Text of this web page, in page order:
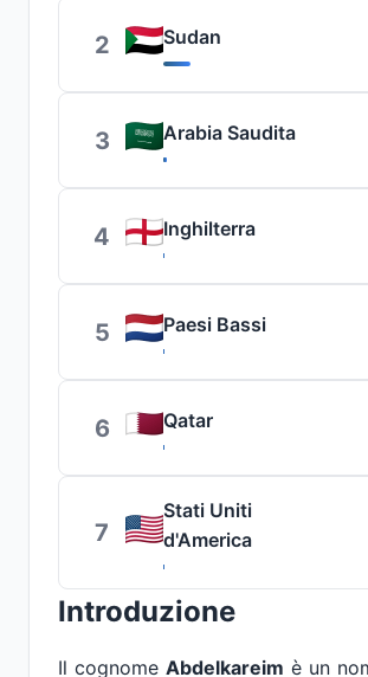
2 Sudan
3 Arabia Saudita
4 Inghilterra
5 Paesi Bassi
6 Qatar
7
Stati Uniti
d'America
Introduzione
Il cognome Abdelkareim è un